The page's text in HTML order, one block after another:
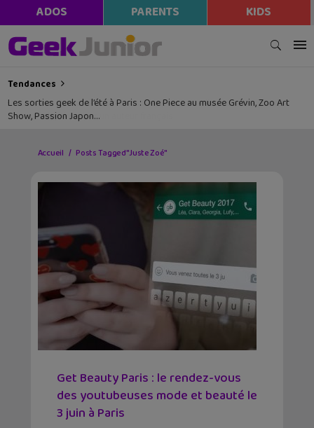
ADOS PARENTS KIDS
Tendances
Les sorties geek de l’été à Paris : One Piece au musée Grévin, Zoo Art
Show, Passion Japon…
Accueil Posts Tagged "Juste Zoé"
Get Beauty Paris : le rendez-vous
des youtubeuses mode et beauté le
3 juin à Paris